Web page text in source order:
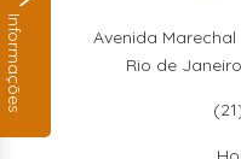
Avenida Marechal
Rio de
Informações